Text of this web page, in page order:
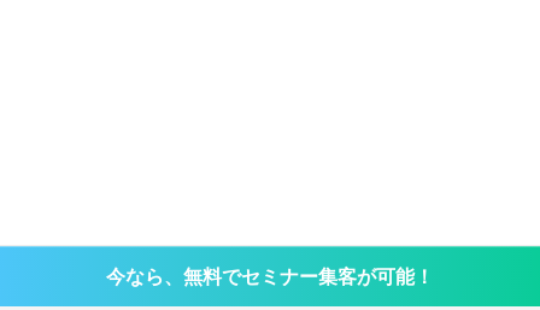
今なら、無料でセミナー集客が可能！